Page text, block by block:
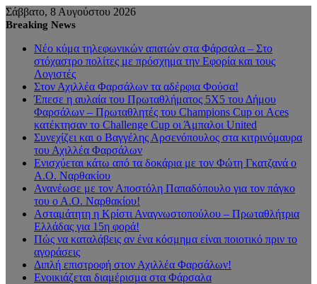
Σάββατο, 8 Αυγούστου 2026
Breaking News
Νέο κύμα τηλεφωνικών απατών στα Φάρσαλα – Στο
στόχαστρο πολίτες με πρόσχημα την Εφορία και τους
Λογιστές
Στον Αχιλλέα Φαρσάλων τα αδέρφια Φούσα!
Έπεσε η αυλαία του Πρωταθλήματος 5Χ5 του Δήμου
Φαρσάλων – Πρωταθλητές του Champions Cup οι Aces
κατέκτησαν το Challenge Cup οι Άμπαλοι United
Συνεχίζει και ο Βαγγέλης Αρσενόπουλος στα κιτρινόμαυρα
του Αχιλλέα Φαρσάλων
Ενισχύεται κάτω από τα δοκάρια με τον Φώτη Γκατζανά ο
Α.Ο. Ναρθακίου
Ανανέωσε με τον Αποστόλη Παπαδόπουλο για τον πάγκο
του ο Α.Ο. Ναρθακίου!
Ασταμάτητη η Κρίστι Αναγνωστοπούλου – Πρωταθλήτρια
Ελλάδας για 15η φορά!
Πώς να καταλάβεις αν ένα κόσμημα είναι ποιοτικό πριν το
αγοράσεις
Διπλή επιστροφή στον Αχιλλέα Φαρσάλων!
Ενοικιάζεται διαμέρισμα στα Φάρσαλα